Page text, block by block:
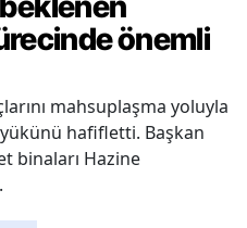
önemli
mahsuplaşma yoluyla
hafifletti. Başkan
binaları Hazine